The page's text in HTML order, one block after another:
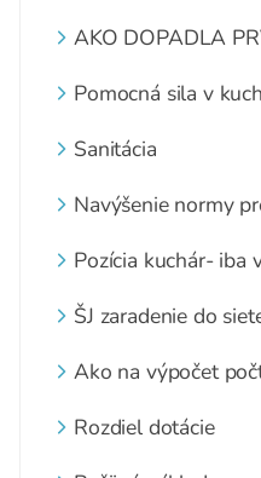
AKO DOPADLA
Pomocná sila v
Sanitácia
Navýšenie normy
Pozícia kuchár- iba
ŠJ zaradenie do
Ako na výpočet
Rozdiel dotácie